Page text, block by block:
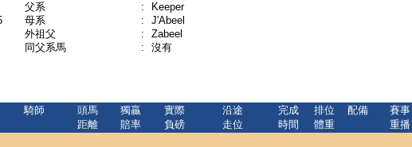
父系
:
Keeper
母系
:
J'Abeel
外祖父
:
Zabeel
同父系馬
: 沒有
騎師
頭馬
距離
獨贏
賠率
實際
負磅
沿途
走位
完成
時間
排位
體重
配備
賽事
重播